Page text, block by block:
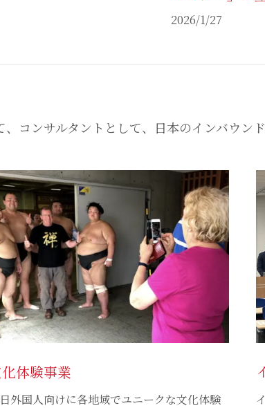
2026/1/27
コンサルタントとして、日本のインバウン
体験事業
外国人向けに各地域でユニークな文化体験